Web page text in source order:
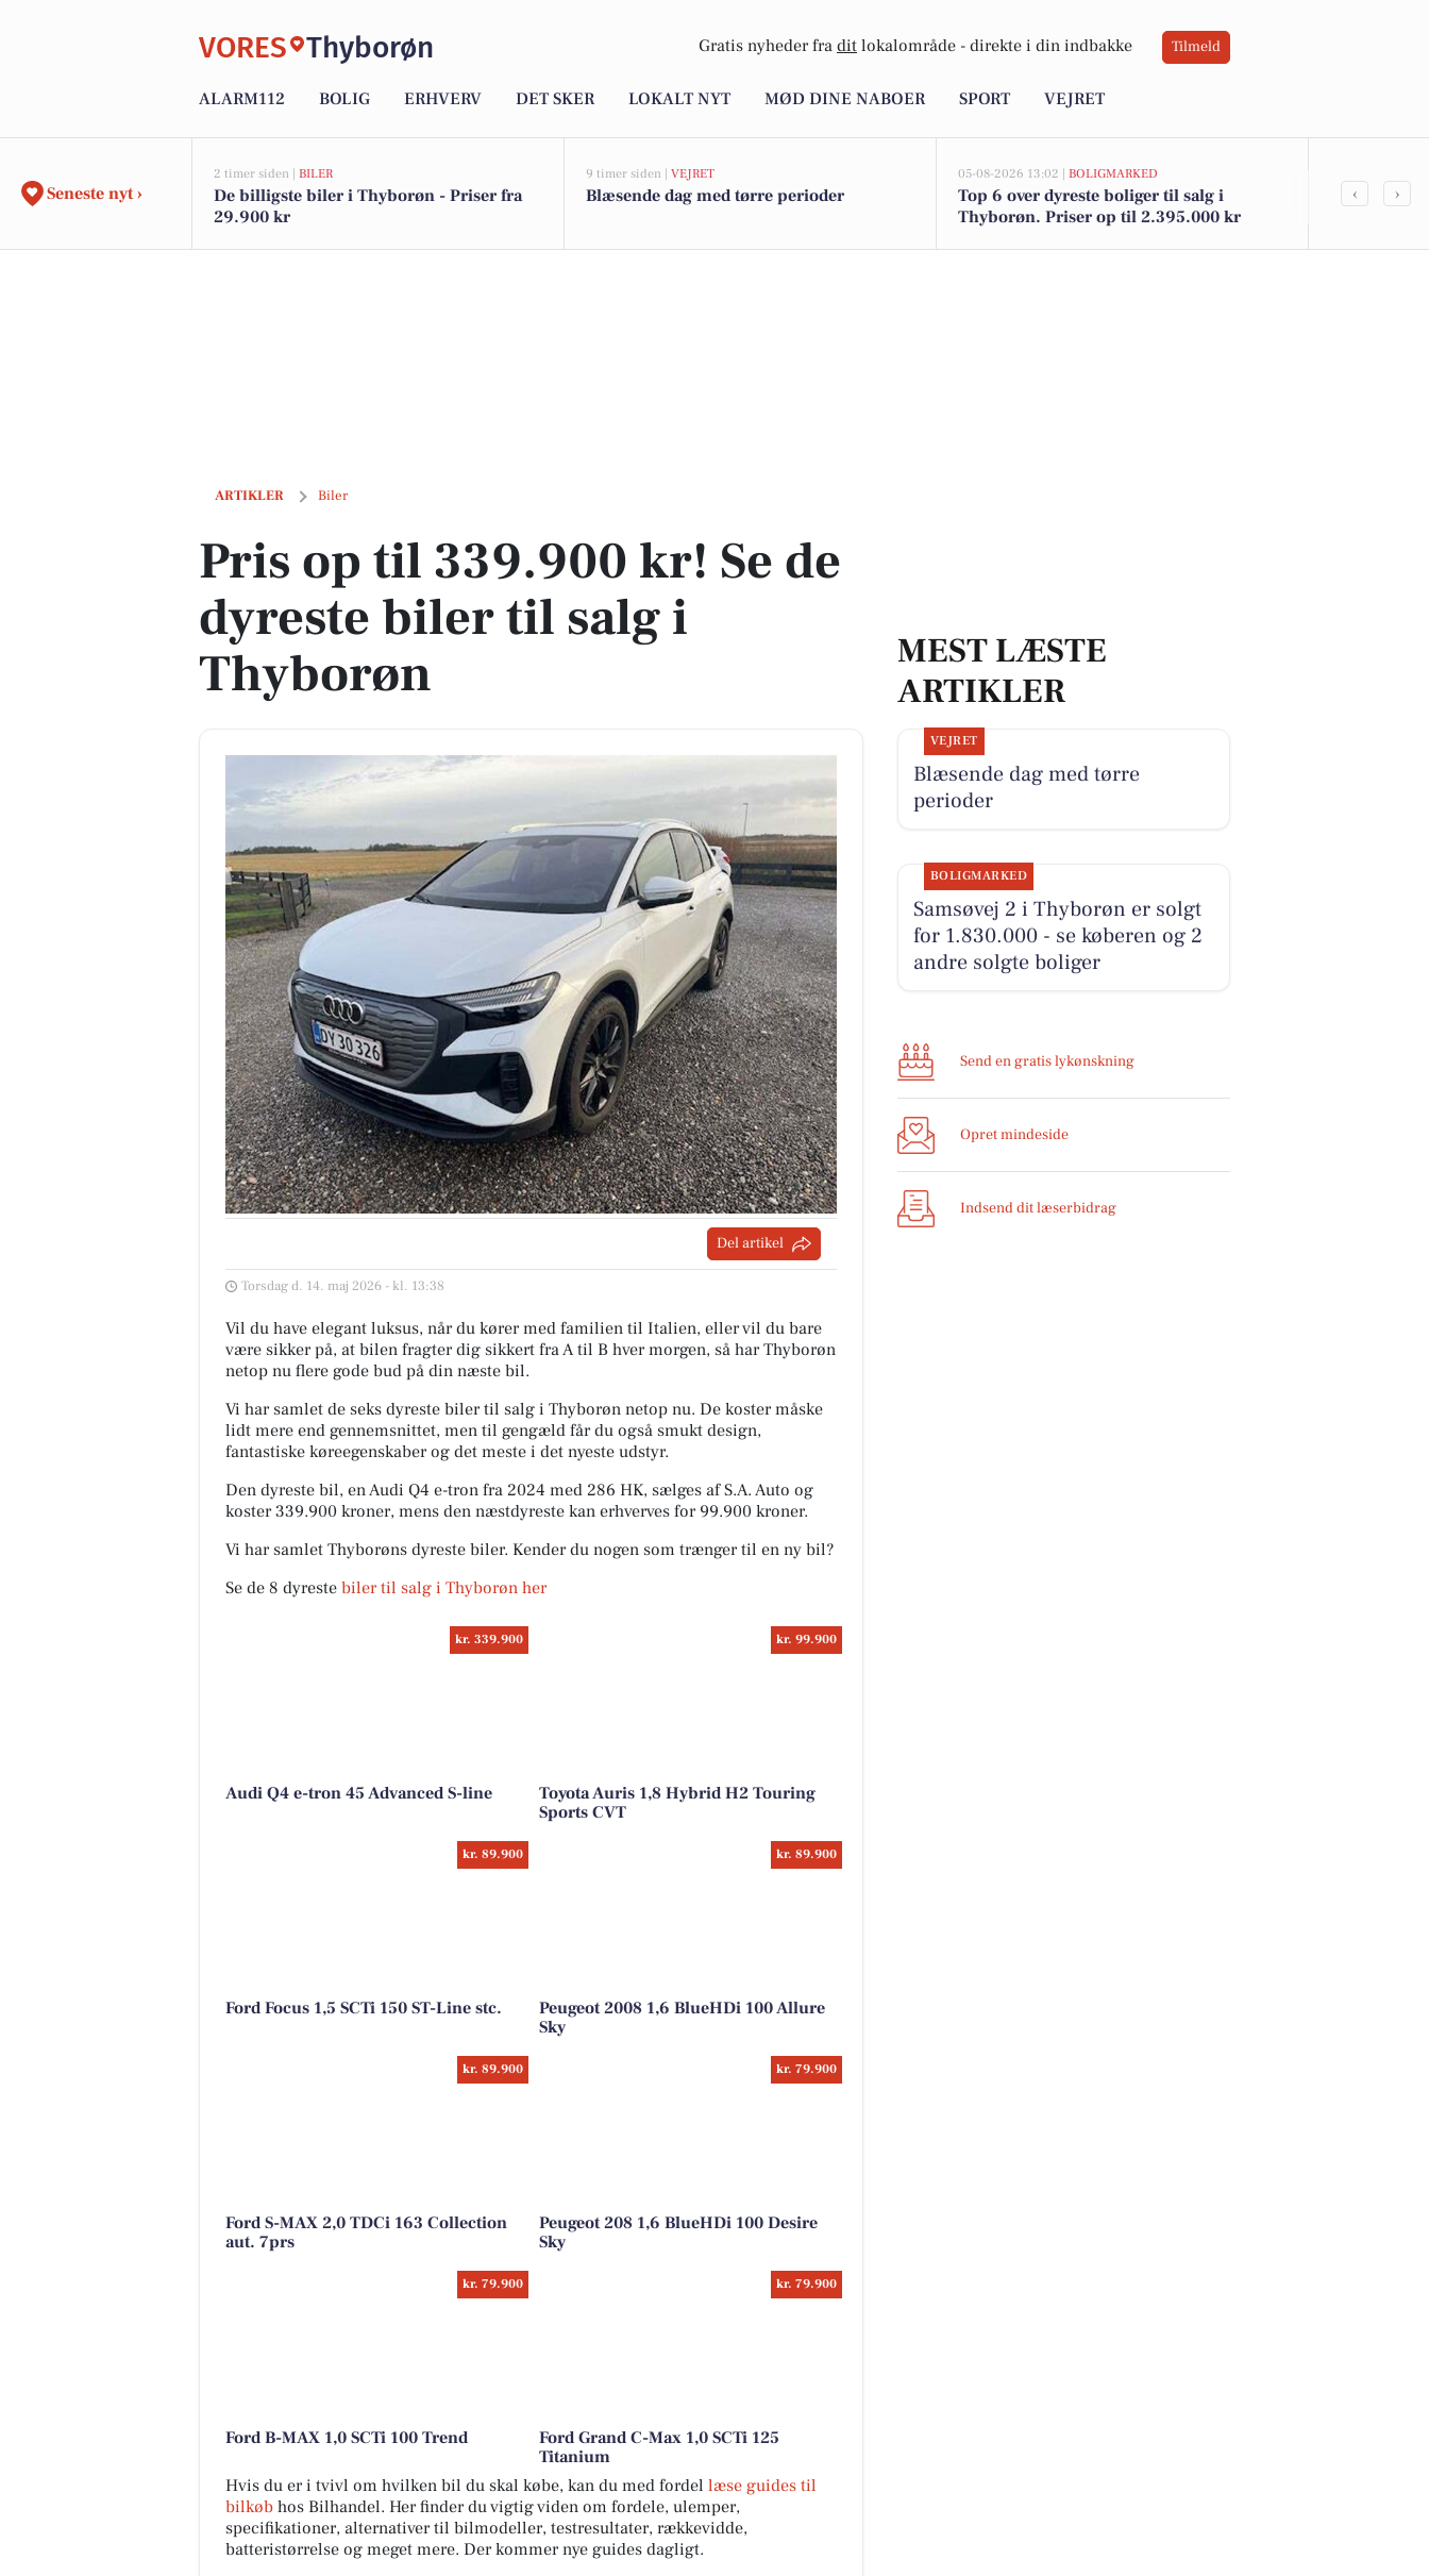
VORES Thyborøn Gratis nyheder fra dit lokalområde - direkte i din indbakke Tilmeld
ALARM112 BOLIG ERHVERV DET SKER LOKALT NYT MØD DINE NABOER SPORT VEJRET
Seneste nyt ›
2 timer siden | BILER
De billigste biler i Thyborøn - Priser fra
29.900 kr
9 timer siden | VEJRET
Blæsende dag med tørre perioder
05-08-2026 13:02 | BOLIGMARKED
Top 6 over dyreste boliger til salg i
Thyborøn. Priser op til 2.395.000 kr
Oplev
‹ ›
ARTIKLER Biler
Pris op til 339.900 kr! Se de dyreste biler til salg i Thyborøn
Pris op til 339.900 kr! Se de
dyreste biler til salg i
Thyborøn
Del artikel
Torsdag d. 14. maj 2026 - kl. 13:38
Vil du have elegant luksus, når du kører med familien til Italien, eller vil du bare
være sikker på, at bilen fragter dig sikkert fra A til B hver morgen, så har Thyborøn
netop nu flere gode bud på din næste bil.
Vi har samlet de seks dyreste biler til salg i Thyborøn netop nu. De koster måske
lidt mere end gennemsnittet, men til gengæld får du også smukt design,
fantastiske køreegenskaber og det meste i det nyeste udstyr.
Den dyreste bil, en Audi Q4 e-tron fra 2024 med 286 HK, sælges af S.A. Auto og
koster 339.900 kroner, mens den næstdyreste kan erhverves for 99.900 kroner.
Vi har samlet Thyborøns dyreste biler. Kender du nogen som trænger til en ny bil?
Se de 8 dyreste biler til salg i Thyborøn her
kr. 339.900
Audi Q4 e-tron 45 Advanced S-line
kr. 99.900
Toyota Auris 1,8 Hybrid H2 Touring
Sports CVT
kr. 89.900
Ford Focus 1,5 SCTi 150 ST-Line stc.
kr. 89.900
Peugeot 2008 1,6 BlueHDi 100 Allure
Sky
kr. 89.900
Ford S-MAX 2,0 TDCi 163 Collection
aut. 7prs
kr. 79.900
Peugeot 208 1,6 BlueHDi 100 Desire
Sky
kr. 79.900
Ford B-MAX 1,0 SCTi 100 Trend
kr. 79.900
Ford Grand C-Max 1,0 SCTi 125
Titanium
Hvis du er i tvivl om hvilken bil du skal købe, kan du med fordel læse guides til
bilkøb hos Bilhandel. Her finder du vigtig viden om fordele, ulemper,
specifikationer, alternativer til bilmodeller, testresultater, rækkevidde,
batteristørrelse og meget mere. Der kommer nye guides dagligt.
MEST LÆSTE
ARTIKLER
VEJRET
Blæsende dag med tørre
perioder
BOLIGMARKED
Samsøvej 2 i Thyborøn er solgt
for 1.830.000 - se køberen og 2
andre solgte boliger
Send en gratis lykønskning
Opret mindeside
Indsend dit læserbidrag